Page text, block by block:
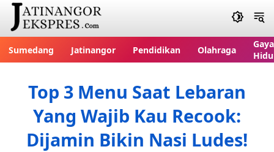
Sumedang Jatinangor Pendidikan Olahraga
Gaya
Top 3 Menu Saat Lebaran
Yang Wajib Kau Recook:
Dijamin Bikin Nasi Ludes!